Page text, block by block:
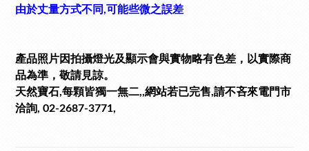
由於丈量方式不同,可能些微之誤差
產品照片因拍攝燈光及顯示會與實物略有色差，以實際商
品為準，敬請見諒。
天然寶石,每顆皆獨一無二,,網站若已完售,請不吝來電門市
洽詢, 02-2687-3771,